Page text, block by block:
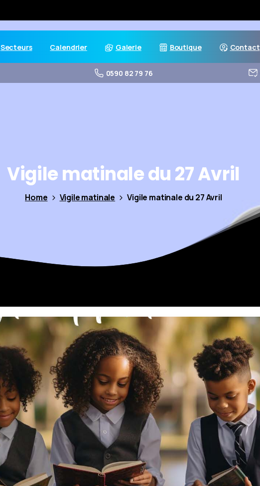
Secteurs Calendrier Galerie Boutique Contact
0590 82 79 76
Vigilematinaledu27Avril
Home Vigile matinale Vigile matinale du 27 Avril